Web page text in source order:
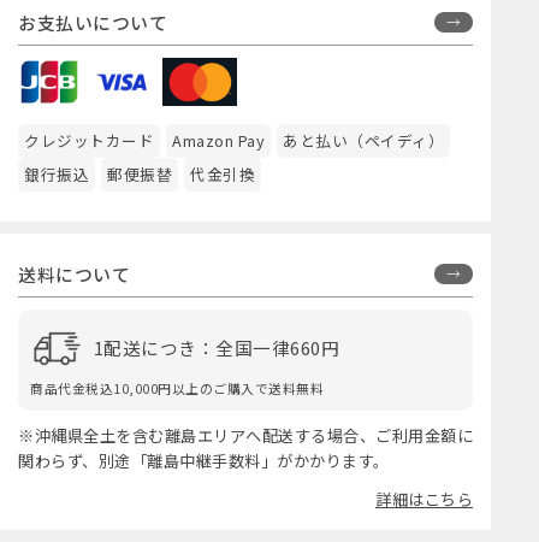
お支払いについて
クレジットカード Amazon Pay
あと払い（ペイディ）
銀行振込
郵便振替 代金引換
送料について
1配送につき：全国一律660円
商品代金税込10,000円以上のご購入で送料無料
※沖縄県全土を含む離島エリアへ配送する場合、ご利用金額に
関わらず、別途「離島中継手数料」がかかります。
詳細はこちら